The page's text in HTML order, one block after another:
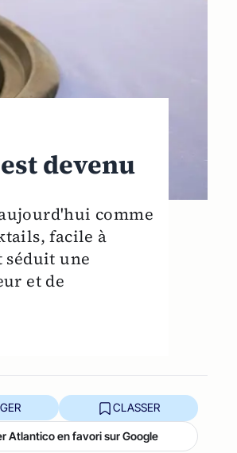
devenu
comme
facile à
séduit une
et de
CLASSER
Atlantico en favori sur Google